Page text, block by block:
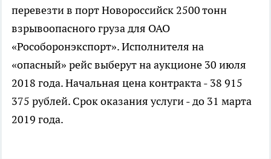
перевезти в порт Новороссийск 2500 тонн
взрывоопасного груза для ОАО
«Рособоронэкспорт». Исполнителя на
«опасный» рейс выберут на аукционе 30 июля
2018 года. Начальная цена контракта - 38 915
375 рублей. Срок оказания услуги - до 31 марта
2019 года.